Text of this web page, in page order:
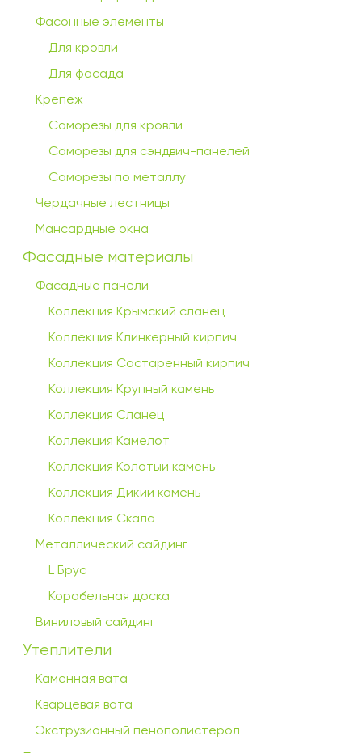
Фасонные элементы
Для кровли
Для фасада
Крепеж
Саморезы для кровли
Саморезы для сэндвич-панелей
Саморезы по металлу
Чердачные лестницы
Мансардные окна
Фасадные материалы
Фасадные панели
Коллекция Крымский сланец
Коллекция Клинкерный кирпич
Коллекция Состаренный кирпич
Коллекция Крупный камень
Коллекция Сланец
Коллекция Камелот
Коллекция Колотый камень
Коллекция Дикий камень
Коллекция Скала
Металлический сайдинг
L Брус
Корабельная доска
Виниловый сайдинг
Утеплители
Каменная вата
Кварцевая вата
Экструзионный пенополистерол